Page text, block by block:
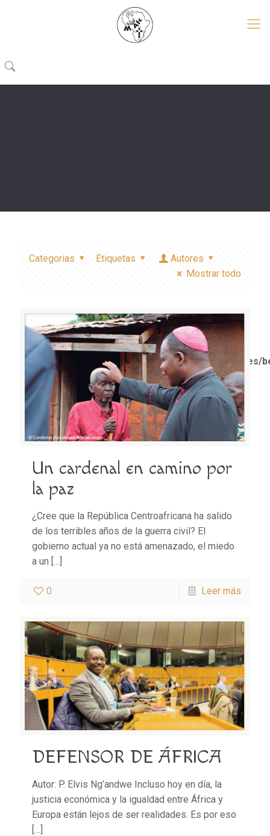
Categorias Etiquetas
Autores
Mostrar todo
Notice: Trying to access array offset on value of type
bool in
/home/misioner/public_html/padresblancos/themes/
functions.php
on line1611
Un cardenal en camino por
la paz
¿Cree que la República Centroafricana ha salido
de los terribles años de la guerra civil? El
gobierno actual ya no está amenazado, el miedo
a un […]
0 Leer más
DEFENSOR DE ÁFRICA
Autor: P. Elvis Ng’andwe Incluso hoy en día, la
justicia económica y la igualdad entre África y
Europa están lejos de ser realidades. Es por eso
[…]